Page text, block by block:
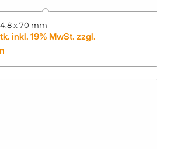
x 70 mm
inkl. 19% MwSt. zzgl.